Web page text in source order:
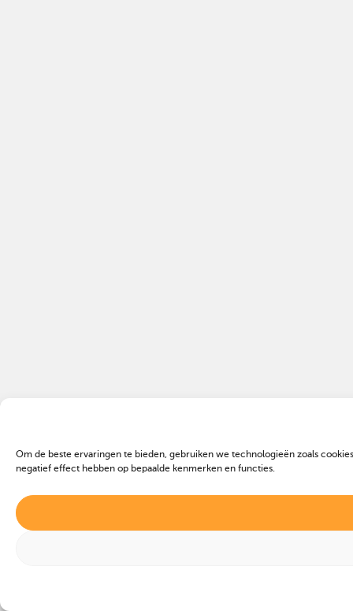
Om de beste ervaringen te bieden, gebruiken we technologieën zoals
negatief effect hebben op bepaalde kenmerken en functies.